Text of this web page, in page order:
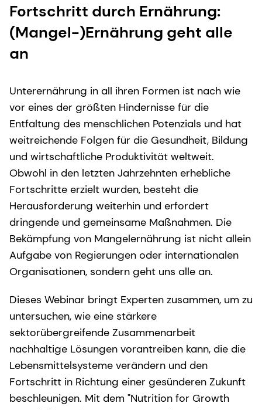
Fortschritt durch Ernährung:
(Mangel-)Ernährung geht alle
an
Unterernährung in all ihren Formen ist nach wie
vor eines der größten Hindernisse für die
Entfaltung des menschlichen Potenzials und hat
weitreichende Folgen für die Gesundheit, Bildung
und wirtschaftliche Produktivität weltweit.
Obwohl in den letzten Jahrzehnten erhebliche
Fortschritte erzielt wurden, besteht die
Herausforderung weiterhin und erfordert
dringende und gemeinsame Maßnahmen. Die
Bekämpfung von Mangelernährung ist nicht allein
Aufgabe von Regierungen oder internationalen
Organisationen, sondern geht uns alle an.
Dieses Webinar bringt Experten zusammen, um zu
untersuchen, wie eine stärkere
sektorübergreifende Zusammenarbeit
nachhaltige Lösungen vorantreiben kann, die die
Lebensmittelsysteme verändern und den
Fortschritt in Richtung einer gesünderen Zukunft
beschleunigen. Mit dem "Nutrition for Growth